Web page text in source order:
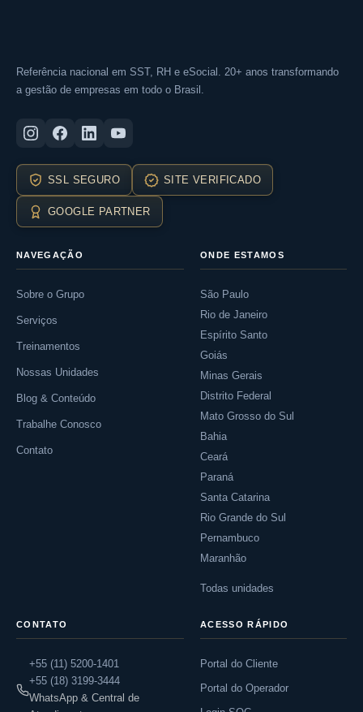
Referência nacional em SST, RH e eSocial. 20+ anos transformando
a gestão de empresas em todo o Brasil.
SSL SEGURO SITE VERIFICADO
GOOGLE PARTNER
NAVEGAÇÃO
Sobre o Grupo
Serviços
Treinamentos
Nossas Unidades
Blog & Conteúdo
Trabalhe Conosco
Contato
ONDE ESTAMOS
São Paulo
Rio de Janeiro
Espírito Santo
Goiás
Minas Gerais
Distrito Federal
Mato Grosso do Sul
Bahia
Ceará
Paraná
Santa Catarina
Rio Grande do Sul
Pernambuco
Maranhão
Todas unidades
CONTATO
+55 (11) 5200-1401
+55 (18) 3199-3444
WhatsApp & Central de
ACESSO RÁPIDO
Portal do Cliente
Portal do Operador